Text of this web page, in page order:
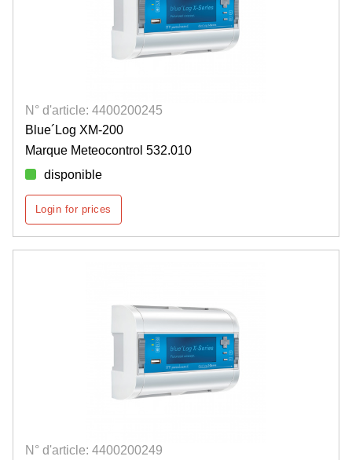
N° d'article: 4400200245
Blue´Log XM-200
Marque Meteocontrol 532.010
disponible
Login for prices
N° d'article: 4400200249